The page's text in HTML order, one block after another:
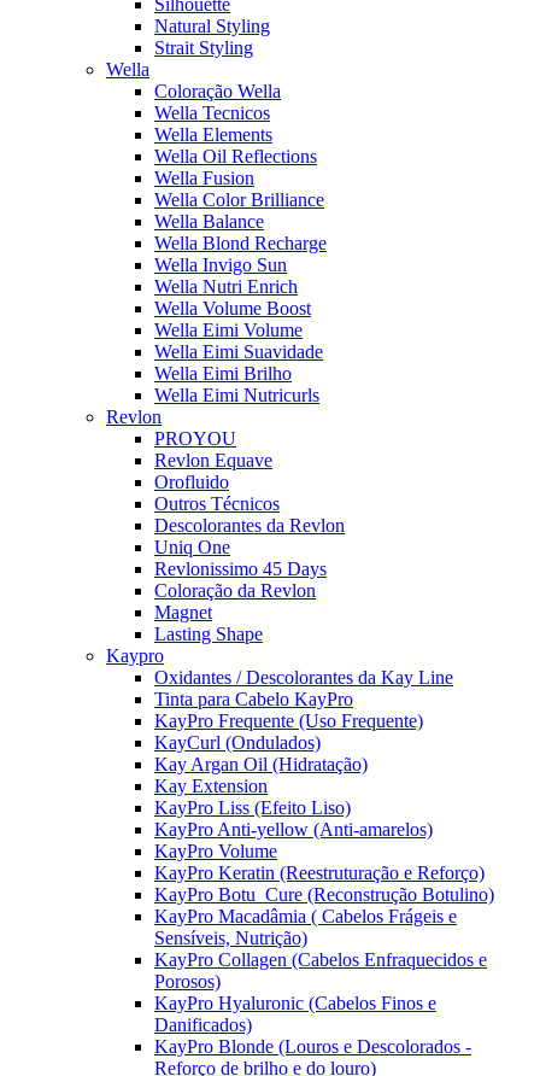
Silhouette
Natural Styling
Strait Styling
Wella
Coloração Wella
Wella Tecnicos
Wella Elements
Wella Oil Reflections
Wella Fusion
Wella Color Brilliance
Wella Balance
Wella Blond Recharge
Wella Invigo Sun
Wella Nutri Enrich
Wella Volume Boost
Wella Eimi Volume
Wella Eimi Suavidade
Wella Eimi Brilho
Wella Eimi Nutricurls
Revlon
PROYOU
Revlon Equave
Orofluido
Outros Técnicos
Descolorantes da Revlon
Uniq One
Revlonissimo 45 Days
Coloração da Revlon
Magnet
Lasting Shape
Kaypro
Oxidantes / Descolorantes da Kay Line
Tinta para Cabelo KayPro
KayPro Frequente (Uso Frequente)
KayCurl (Ondulados)
Kay Argan Oil (Hidratação)
Kay Extension
KayPro Liss (Efeito Liso)
KayPro Anti-yellow (Anti-amarelos)
KayPro Volume
KayPro Keratin (Reestruturação e Reforço)
KayPro Botu_Cure (Reconstrução Botulino)
KayPro Macadâmia ( Cabelos Frágeis e
Sensíveis, Nutrição)
KayPro Collagen (Cabelos Enfraquecidos e
Porosos)
KayPro Hyaluronic (Cabelos Finos e
Danificados)
KayPro Blonde (Louros e Descolorados -
Reforço de brilho e do louro)